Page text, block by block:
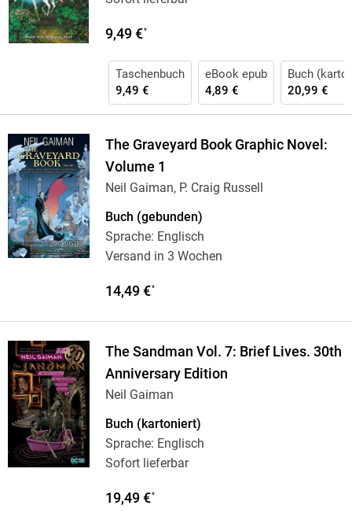
9,49 €*
Taschenbuch
9,49 €
eBook epub
4,89 €
Buch
20,99 €
The Graveyard Book Graphic Novel:
Volume 1
Neil Gaiman, P. Craig Russell
Buch (gebunden)
Sprache: Englisch
Versand in 3 Wochen
14,49 €*
The Sandman Vol. 7: Brief Lives. 30th
Anniversary Edition
Neil Gaiman
Buch (kartoniert)
Sprache: Englisch
Sofort lieferbar
19,49 €*